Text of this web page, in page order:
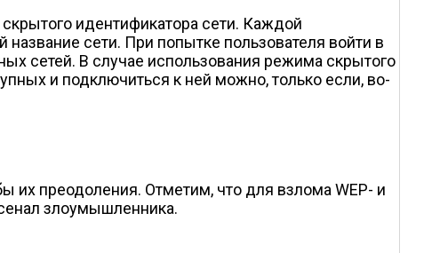
идентификатора сети. Каждой
сети. При попытке пользователя войти в
сетей. В случае использования режима скрытого
и подключиться к ней можно, только если, во-
преодоления. Отметим, что для взлома WEP- и
злоумышленника.